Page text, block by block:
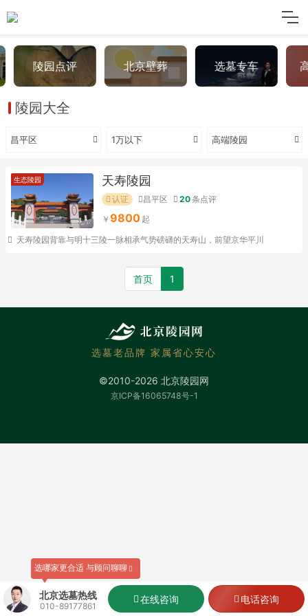
陵园点评 北京壁葬 选墓专车
陵园大全
昌平区 1万以下 高端陵园
天寿陵园
认证 昌平区 20条点评
9800
天寿陵园背靠与明十三陵一脉相承气势磅礴的天寿山，前望京华平川
生态陵园
首页 1
北京选墓热线
010-89177861
在线咨询 电话咨询
选哪家更合适 与顾问聊聊
选墓老品牌 家属省心安心
©2010-2026 北京陵园网
京ICP备16065748号-1